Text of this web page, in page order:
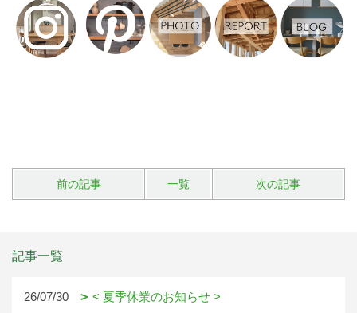
前の記事 一覧 次の記事
記事一覧
26/07/30 < 夏季休業のお知らせ >